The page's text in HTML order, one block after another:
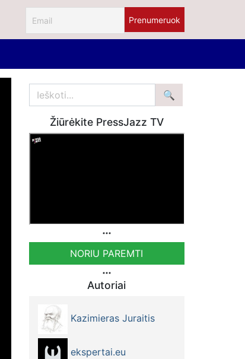
Žiūrėkite PressJazz TV
NORIU PAREMTI
Autoriai
Kazimieras Juraitis
ekspertai.eu